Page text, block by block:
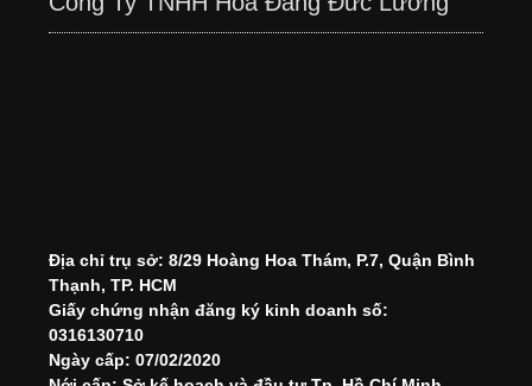
Địa chỉ trụ sở: 8/29 Hoàng Hoa Thám, P.7, Quận Bình
Thạnh, TP. HCM
Giấy chứng nhận đăng ký kinh doanh số:
0316130710
Ngày cấp: 07/02/2020